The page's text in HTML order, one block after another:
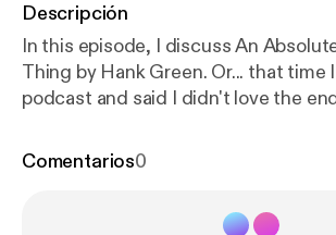
Descripción
In this episode, I discuss An
Thing by Hank Green. Or... that time I made a
podcast and said I didn't love the
to be a sequel (explaining, at least in
Comentarios0